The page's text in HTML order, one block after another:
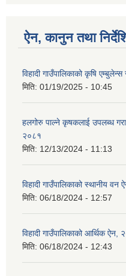
ऐन, कानुन तथा
विहादी गाउँपालिकाको कृषि
मिति: 01/19/2025 - 10:45
हलगोरु पाल्ने कृषकलाई उपलब्ध
२०८१
मिति: 12/13/2024 - 11:13
विहादी गाउँपालिकाको स्थानीय
मिति: 06/18/2024 - 12:57
विहादी गाउँपालिकाको आर्थिक
मिति: 06/18/2024 - 12:43